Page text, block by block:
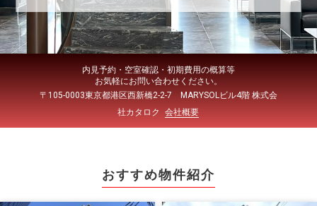
内見予約・空室確認・初期費用の概算等
お気軽にお問い合わせください。
〒105-0003東京都港区西新橋2-2-7 MARYSOLビル4階 株式会
社カタロク
会社概要
おすすめ物件紹介